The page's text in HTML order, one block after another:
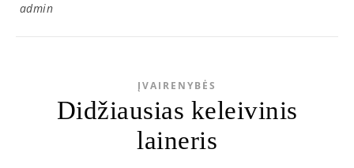
admin
ĮVAIRENYBĖS
Didžiausias keleivinis
laineris